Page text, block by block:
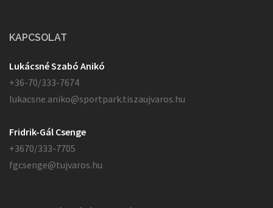
KAPCSOLAT
Lukácsné Szabó Anikó
+36-70/333-7674
lukacsne.aniko@sportpark.tiszaujvaros.hu
Fridrik-Gál Csenge
+3670/333-7705
fgcsenge@tujvaros.hu